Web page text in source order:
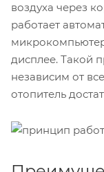
воздуха через
работает
дисплее. Такой
независим от
отопитель